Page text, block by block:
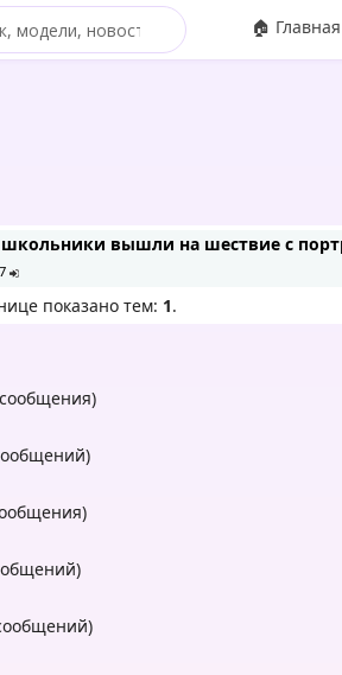
🏠 Главная
школьники вышли на шествие с
показано тем: 1.